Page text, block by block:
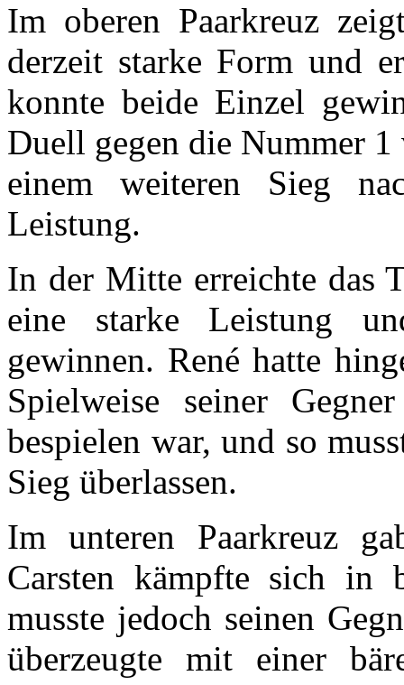
Im oberen Paarkreuz
derzeit starke Form und
konnte beide Einzel
Duell gegen die Nummer
einem weiteren Sieg
Leistung.
In der Mitte erreichte das
eine starke Leistung
gewinnen. René hatte
Spielweise seiner
bespielen war, und so
Sieg überlassen.
Im unteren Paarkreuz
Carsten kämpfte sich in
musste jedoch seinen
überzeugte mit einer